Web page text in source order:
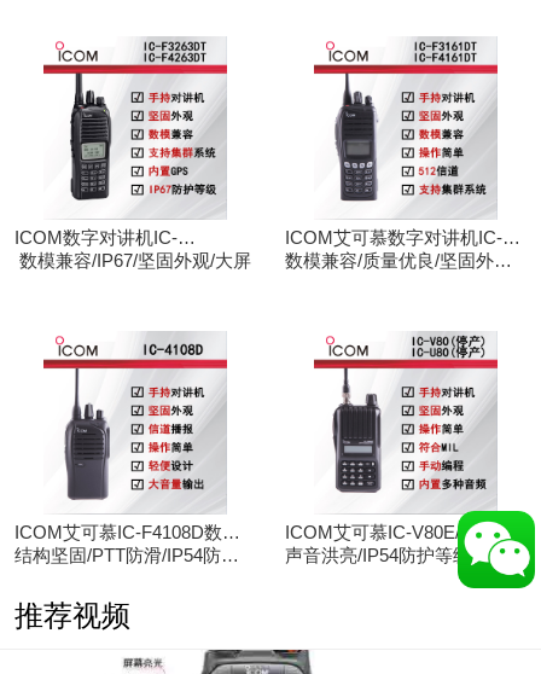
ICOM数字对讲机IC-
F3263DT/IC-F4263DT
数模兼容/IP67/坚固外观/大屏
ICOM艾可慕数字对讲机IC-
F3161D IC-F4161D
数模兼容/质量优良/坚固外观/
ICOM艾可慕IC-F4108D数字
对讲机
结构坚固/PTT防滑/IP54防护/
ICOM艾可慕IC-V80E/IC-
U80E手持对讲机（停产）
声音洪亮/IP54防护等级/手动
推荐视频